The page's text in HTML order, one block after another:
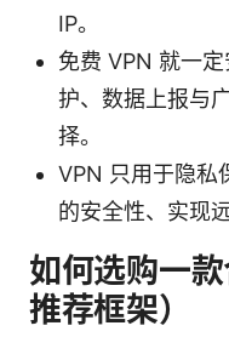
IP。
免费 VPN 就一
护、数据上报与
择。
VPN 只用于隐私
的安全性、实现
如何选购一
推荐框架）